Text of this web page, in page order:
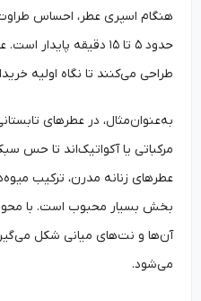
هنگام اسپری عطر، احساس طراوت و
حدود ۵ تا ۱۵ دقیقه پایدار
طراحی می‌کنند تا نگاه اولیه خریدار
به‌عنوان‌مثال، در عطرهای تابستانی
مرکباتی یا آکواتیک‌اند تا حس سبکی
عطرهای زنانه مدرن، ترکیب میوه‌های
بخش بسیار محبوب است. با محوشدن
آن‌ها و نت‌های میانی شکل می‌گیرد
می‌شود.